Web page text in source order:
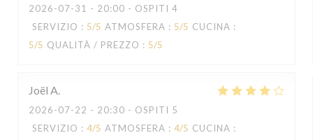
2026-07-31 - 20:00 - OSPITI 4
SERVIZIO : 5/5 ATMOSFERA : 5/5 CUCINA :
5/5 QUALITÀ / PREZZO : 5/5
Joël A
2026-07-22 - 20:30 - OSPITI 5
SERVIZIO : 4/5 ATMOSFERA : 4/5 CUCINA :